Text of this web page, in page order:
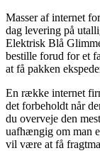
Masser af internet
dag levering på
Elektrisk Blå
bestille forud for et
at få pakken
En række internet
det forbeholdt når
du overveje den
uafhængig om man
vil være at få